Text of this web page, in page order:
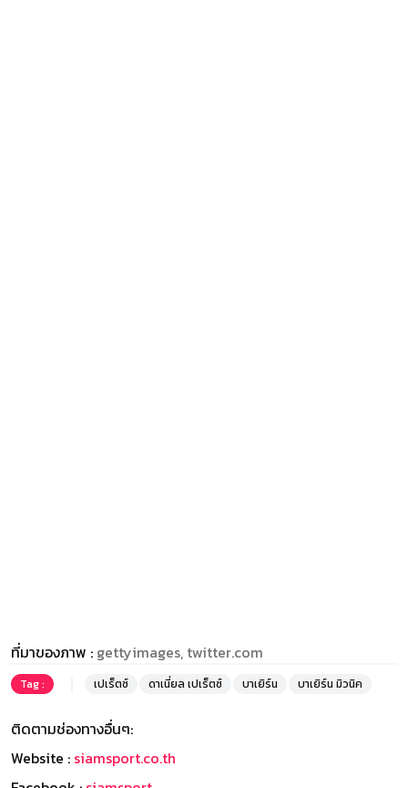
ที่มาของภาพ : gettyimages, twitter.com
Tag : เปเร็ตซ์ ดาเนี่ยล เปเร็ตซ์ บาเยิร์น บาเยิร์น มิวนิค
ติดตามช่องทางอื่นๆ:
Website : siamsport.co.th